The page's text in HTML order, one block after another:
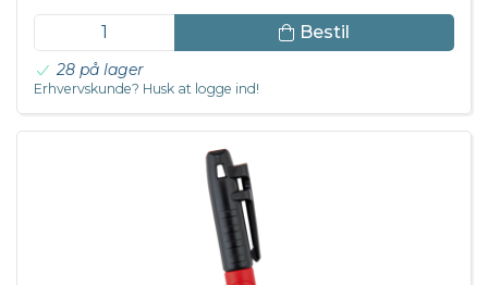
Bestil
28 på lager
Erhvervskunde? Husk at logge ind!